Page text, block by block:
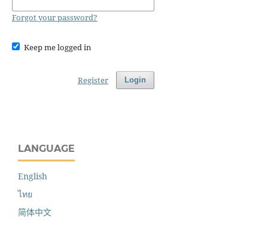
Forgot your password?
Keep me logged in
Login
Register
LANGUAGE
English
ไทย
简体中文